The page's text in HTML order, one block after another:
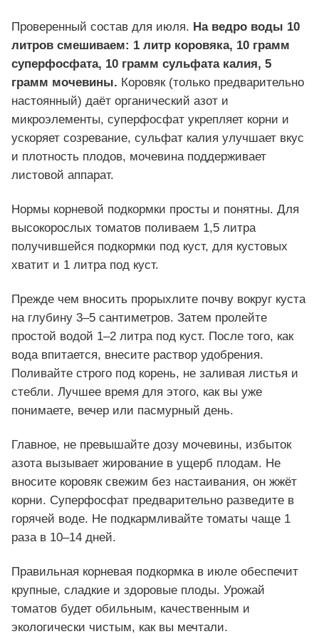
Проверенный состав для июля. На ведро воды 10
литров смешиваем: 1 литр коровяка, 10 грамм
суперфосфата, 10 грамм сульфата калия, 5
грамм мочевины. Коровяк (только предварительно
настоянный) даёт органический азот и
микроэлементы, суперфосфат укрепляет корни и
ускоряет созревание, сульфат калия улучшает вкус
и плотность плодов, мочевина поддерживает
листовой аппарат.
Нормы корневой подкормки просты и понятны. Для
высокорослых томатов поливаем 1,5 литра
получившейся подкормки под куст, для кустовых
хватит и 1 литра под куст.
Прежде чем вносить прорыхлите почву вокруг куста
на глубину 3–5 сантиметров. Затем пролейте
простой водой 1–2 литра под куст. После того, как
вода впитается, внесите раствор удобрения.
Поливайте строго под корень, не заливая листья и
стебли. Лучшее время для этого, как вы уже
понимаете, вечер или пасмурный день.
Главное, не превышайте дозу мочевины, избыток
азота вызывает жирование в ущерб плодам. Не
вносите коровяк свежим без настаивания, он жжёт
корни. Суперфосфат предварительно разведите в
горячей воде. Не подкармливайте томаты чаще 1
раза в 10–14 дней.
Правильная корневая подкормка в июле обеспечит
крупные, сладкие и здоровые плоды. Урожай
томатов будет обильным, качественным и
экологически чистым, как вы мечтали.